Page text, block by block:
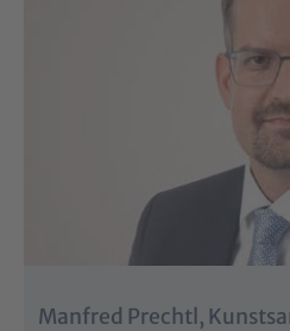
Manfred Prechtl,